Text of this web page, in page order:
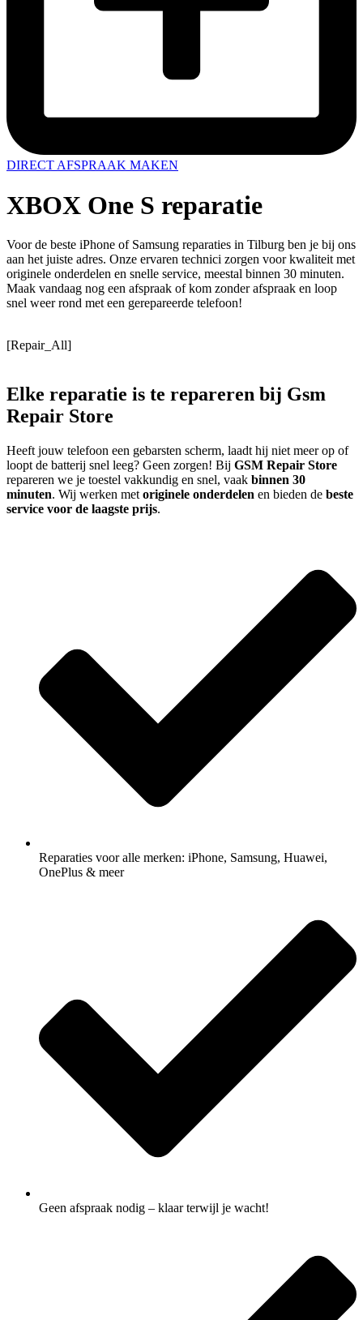
DIRECT AFSPRAAK MAKEN
XBOX One S reparatie
Voor de beste iPhone of Samsung reparaties in Tilburg ben je bij ons
aan het juiste adres. Onze ervaren technici zorgen voor kwaliteit met
originele onderdelen en snelle service, meestal binnen 30 minuten.
Maak vandaag nog een afspraak of kom zonder afspraak en loop
snel weer rond met een gerepareerde telefoon!
[Repair_All]
Elke reparatie is te repareren bij Gsm
Repair Store
Heeft jouw telefoon een gebarsten scherm, laadt hij niet meer op of
loopt de batterij snel leeg? Geen zorgen! Bij GSM Repair Store
repareren we je toestel vakkundig en snel, vaak binnen 30
minuten. Wij werken met originele onderdelen en bieden de beste
service voor de laagste prijs.
Reparaties voor alle merken: iPhone, Samsung, Huawei,
OnePlus & meer
Geen afspraak nodig – klaar terwijl je wacht!